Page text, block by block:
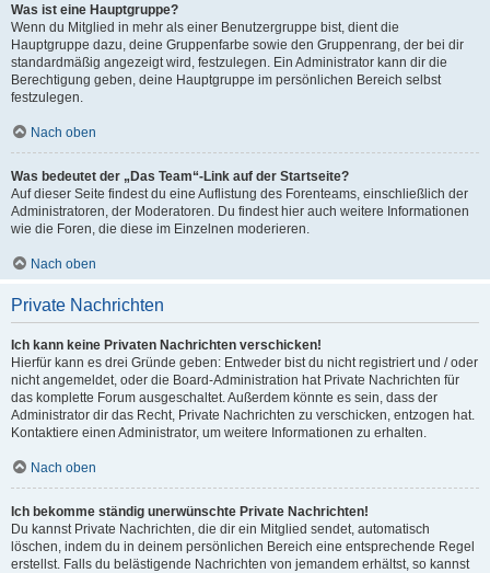
Was ist eine Hauptgruppe?
Wenn du Mitglied in mehr als einer Benutzergruppe bist, dient die
Hauptgruppe dazu, deine Gruppenfarbe sowie den Gruppenrang, der bei dir
standardmäßig angezeigt wird, festzulegen. Ein Administrator kann dir die
Berechtigung geben, deine Hauptgruppe im persönlichen Bereich selbst
festzulegen.
Nach oben
Was bedeutet der „Das Team“-Link auf der Startseite?
Auf dieser Seite findest du eine Auflistung des Forenteams, einschließlich der
Administratoren, der Moderatoren. Du findest hier auch weitere Informationen
wie die Foren, die diese im Einzelnen moderieren.
Nach oben
Private Nachrichten
Ich kann keine Privaten Nachrichten verschicken!
Hierfür kann es drei Gründe geben: Entweder bist du nicht registriert und / oder
nicht angemeldet, oder die Board-Administration hat Private Nachrichten für
das komplette Forum ausgeschaltet. Außerdem könnte es sein, dass der
Administrator dir das Recht, Private Nachrichten zu verschicken, entzogen hat.
Kontaktiere einen Administrator, um weitere Informationen zu erhalten.
Nach oben
Ich bekomme ständig unerwünschte Private Nachrichten!
Du kannst Private Nachrichten, die dir ein Mitglied sendet, automatisch
löschen, indem du in deinem persönlichen Bereich eine entsprechende Regel
erstellst. Falls du belästigende Nachrichten von jemandem erhältst, so kannst